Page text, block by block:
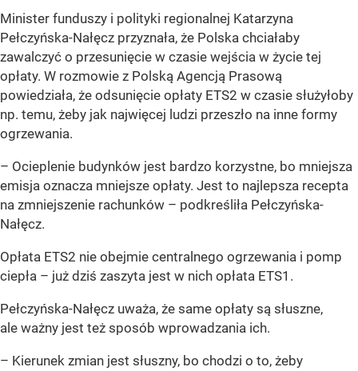
Minister funduszy i polityki regionalnej Katarzyna
Pełczyńska-Nałęcz przyznała, że Polska chciałaby
zawalczyć o przesunięcie w czasie wejścia w życie tej
opłaty. W rozmowie z Polską Agencją Prasową
powiedziała, że odsunięcie opłaty ETS2 w czasie służyłoby
np. temu, żeby jak najwięcej ludzi przeszło na inne formy
ogrzewania.
– Ocieplenie budynków jest bardzo korzystne, bo mniejsza
emisja oznacza mniejsze opłaty. Jest to najlepsza recepta
na zmniejszenie rachunków – podkreśliła Pełczyńska-
Nałęcz.
Opłata ETS2 nie obejmie centralnego ogrzewania i pomp
ciepła – już dziś zaszyta jest w nich opłata ETS1.
Pełczyńska-Nałęcz uważa, że same opłaty są słuszne,
ale ważny jest też sposób wprowadzania ich.
– Kierunek zmian jest słuszny, bo chodzi o to, żeby